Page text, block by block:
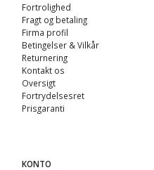
Fortrolighed
Fragt og betaling
Firma profil
Betingelser & Vilkår
Returnering
Kontakt os
Oversigt
Fortrydelsesret
Prisgaranti
KONTO